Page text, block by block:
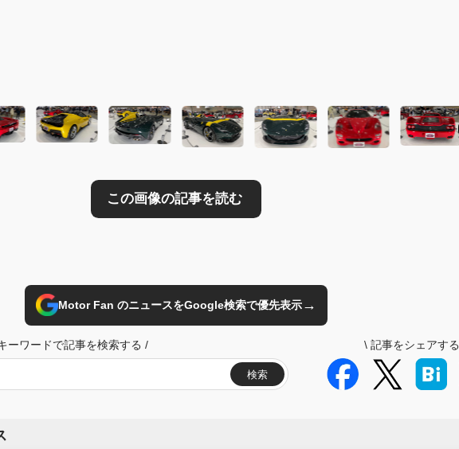
Motor Fan のニュースをGoogle検索で優先表示→
ーワードで記事を検索する /
検索
\ 記事をシェアする